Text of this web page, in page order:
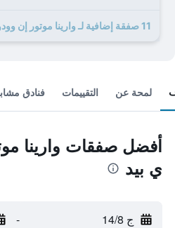
11 صفقة إضافية لـ وارينا موتور إن وودونج ي ي بيد
لمحة عن التقييمات فنادق
أفضل صفقات وارينا
ي بيد
ج 14/8 -